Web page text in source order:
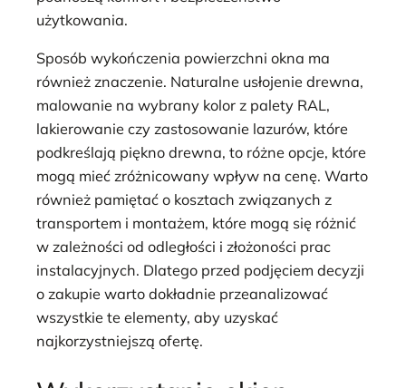
użytkowania.
Sposób wykończenia powierzchni okna ma
również znaczenie. Naturalne usłojenie drewna,
malowanie na wybrany kolor z palety RAL,
lakierowanie czy zastosowanie lazurów, które
podkreślają piękno drewna, to różne opcje, które
mogą mieć zróżnicowany wpływ na cenę. Warto
również pamiętać o kosztach związanych z
transportem i montażem, które mogą się różnić
w zależności od odległości i złożoności prac
instalacyjnych. Dlatego przed podjęciem decyzji
o zakupie warto dokładnie przeanalizować
wszystkie te elementy, aby uzyskać
najkorzystniejszą ofertę.